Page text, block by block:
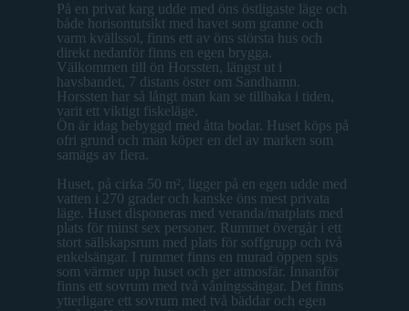
På en privat karg udde med öns östligaste läge och
både horisontutsikt med havet som granne och
varm kvällssol, finns ett av öns största hus och
direkt nedanför finns en egen brygga.
Välkommen till ön Horssten, längst ut i
havsbandet, 7 distans öster om Sandhamn.
Horssten har så långt man kan se tillbaka i tiden,
varit ett viktigt fiskeläge.
Ön är idag bebyggd med åtta bodar. Huset köps på
ofri grund och man köper en del av marken som
samägs av flera.
Huset, på cirka 50 m², ligger på en egen udde med
vatten i 270 grader och kanske öns mest privata
läge. Huset disponeras med veranda/matplats med
plats för minst sex personer. Rummet övergår i ett
stort sällskapsrum med plats för soffgrupp och två
enkelsängar. I rummet finns en murad öppen spis
som värmer upp huset och ger atmosfär. Innanför
finns ett sovrum med två våningssängar. Det finns
ytterligare ett sovrum med två bäddar och egen